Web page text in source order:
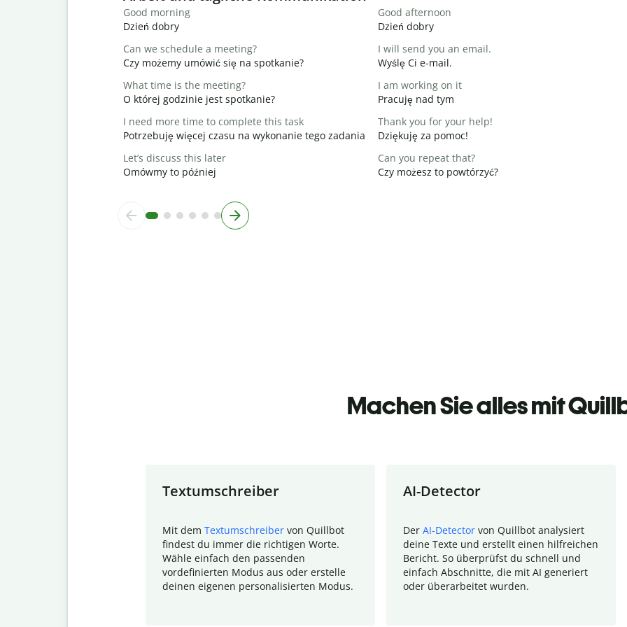
Good morning
Dzień dobry
Good afternoon
Dzień dobry
Can we schedule a meeting?
Czy możemy umówić się na spotkanie?
I will send you an email.
Wyślę Ci e-mail.
What time is the meeting?
O której godzinie jest spotkanie?
I am working on it
Pracuję nad tym
I need more time to complete this task
Potrzebuję więcej czasu na wykonanie tego zadania
Thank you for your help!
Dziękuję za pomoc!
Let’s discuss this later
Omówmy to później
Can you repeat that?
Czy możesz to powtórzyć?
Machen Sie alles mit
Textumschreiber
Mit dem Textumschreiber von Quillbot
findest du immer die richtigen Worte.
Wähle einfach den passenden
vordefinierten Modus aus oder erstelle
deinen eigenen personalisierten Modus.
AI-Detector
Der AI-Detector von Quillbot analysiert
deine Texte und erstellt einen hilfreichen
Bericht. So überprüfst du schnell und
einfach Abschnitte, die mit AI generiert
oder überarbeitet wurden.